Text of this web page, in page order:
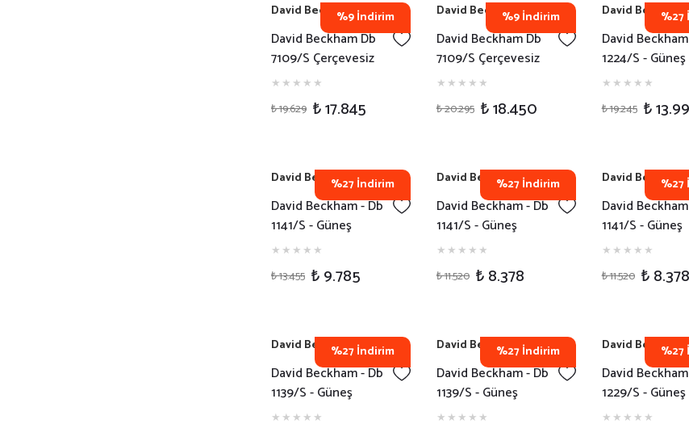
%9 İndirim
David Beckham
David Beckham Db
7109/S Çerçevesiz
Dikdörtgen Erkek
Güneş Gözlüğü
₺ 19.629 ₺ 17.845
%9 İndirim
David Beckham
David Beckham Db
7109/S Çerçevesiz
Dikdörtgen Siyah
Erkek Güneş Gözlüğü
₺ 20.295 ₺ 18.450
%27
David Beckham
David
1224/S - Güneş
Gözlüğü - T5U8J
₺ 19.245 ₺
%27 İndirim
David Beckham
David Beckham - Db
1141/S - Güneş
Gözlüğü - 807WJ
₺ 13.455 ₺ 9.785
%27 İndirim
David Beckham
David Beckham - Db
1141/S - Güneş
Gözlüğü - 807GB
₺ 11.520 ₺ 8.378
%27
David Beckham
David
1141/S - Güneş
Gözlüğü - 086N4
₺ 11.520 ₺ 8.378
%27 İndirim
David Beckham
David Beckham - Db
1139/S - Güneş
Gözlüğü - 807GB
%27 İndirim
David Beckham
David Beckham - Db
1139/S - Güneş
Gözlüğü - 086WJ
%27
David Beckham
David
1229/S - Güneş
Gözlüğü - T5U8J